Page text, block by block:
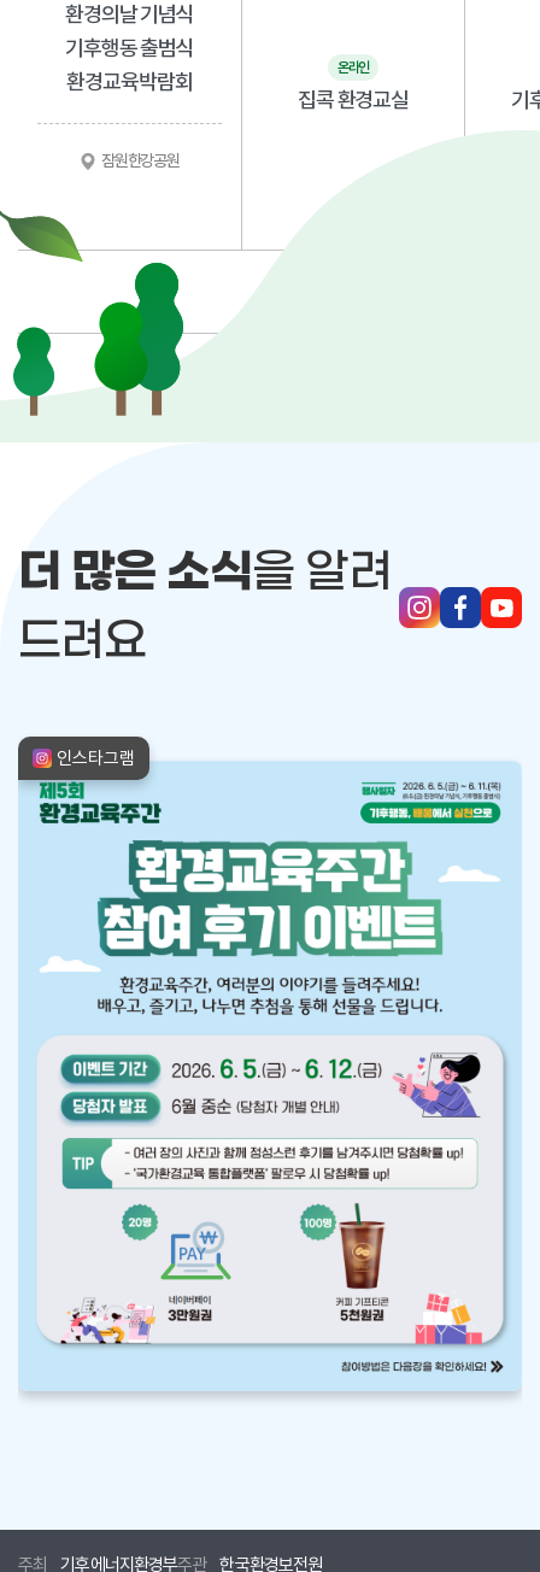
환경의날 기념식
기후행동 출범식
환경교육박람회
잠원한강공원
온라인
집콕 환경교실 기
더 많은 소식을 알려
드려요
인스타그램
페이스북
유
인스타그램
주최 기후에너지환경부주관 한국환경보전원